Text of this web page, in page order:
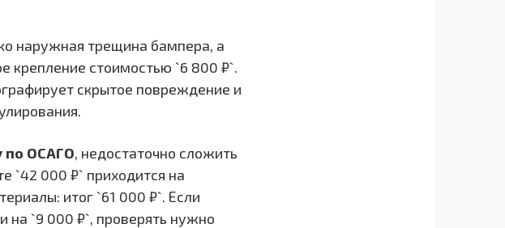
наружная трещина бампера, а
крепление стоимостью `6 800 ₽`.
скрытое повреждение и
по ОСАГО, недостаточно сложить
`42 000 ₽` приходится на
итог `61 000 ₽`. Если
на `9 000 ₽`, проверять нужно